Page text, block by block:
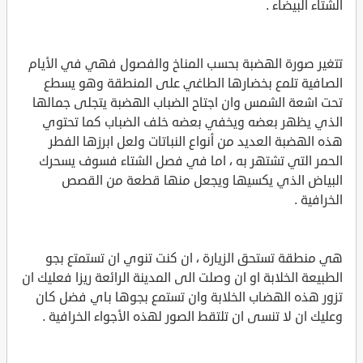
الشتاء البيضاء .
تتغير صورة الهضبة بحسب المناخ والفصول فهي في الأيام
الصافية تلمع بخضارها الطاغي على المنطقة وهو يسطع
تحت اشعة الشمس وان اجتاح الضباب الهضبة يتجلى جمالها
الذي يظهر بعضه ويخفي بعضه خلف الضباب كما تحتوي
هذه الهضبة العديد من أنواع النباتات ولعل ابرزها الفطر
الحمر التي تشتهر به ، اما في فصل الشتاء فسوف يسحرك
البياض الذي يكسيها ويجعل منها قطعة من القصص
الخرافية .
هي منطقة تستحق الزيارة ، ان كنت تنوي ان تستمتع بجو
الطبيعة الخلابة او ان وصلت الى المدينة الرائعة ريزا فعليك ان
تزور هذه الهضاب الخلابة وان تستمع بجوها باي فضل كان
وعليك ان لا تنسى ان تلتقط الصور لهذه الأجواء الخرافية .